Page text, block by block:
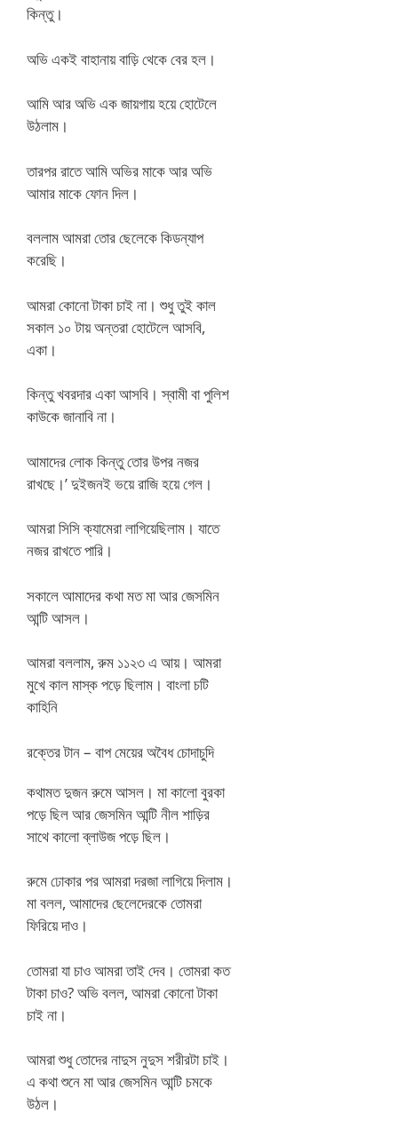
কিন্তু।
অভি একই বাহানায় বাড়ি থেকে বের হল।
আমি আর অভি এক জায়গায় হয়ে হোটেলে
উঠলাম।
তারপর রাতে আমি অভির মাকে আর অভি
আমার মাকে ফোন দিল।
বললাম আমরা তোর ছেলেকে কিডন্যাপ
করেছি।
আমরা কোনো টাকা চাই না। শুধু তুই কাল
সকাল ১০ টায় অন্তরা হোটেলে আসবি,
একা।
কিন্তু খবরদার একা আসবি। স্বামী বা পুলিশ
কাউকে জানাবি না।
আমাদের লোক কিন্তু তোর উপর নজর
রাখছে।’ দুইজনই ভয়ে রাজি হয়ে গেল।
আমরা সিসি ক্যামেরা লাগিয়েছিলাম। যাতে
নজর রাখতে পারি।
সকালে আমাদের কথা মত মা আর জেসমিন
আন্টি আসল।
আমরা বললাম, রুম ১১২৩ এ আয়। আমরা
মুখে কাল মাস্ক পড়ে ছিলাম। বাংলা চটি
কাহিনি
রক্তের টান – বাপ মেয়ের অবৈধ চোদাচুদি
কথামত দুজন রুমে আসল। মা কালো বুরকা
পড়ে ছিল আর জেসমিন আন্টি নীল শাড়ির
সাথে কালো ব্লাউজ পড়ে ছিল।
রুমে ঢোকার পর আমরা দরজা লাগিয়ে দিলাম।
মা বলল, আমাদের ছেলেদেরকে তোমরা
ফিরিয়ে দাও।
তোমরা যা চাও আমরা তাই দেব। তোমরা কত
টাকা চাও? অভি বলল, আমরা কোনো টাকা
চাই না।
আমরা শুধু তোদের নাদুস নুদুস শরীরটা চাই।
এ কথা শুনে মা আর জেসমিন আন্টি চমকে
উঠল।